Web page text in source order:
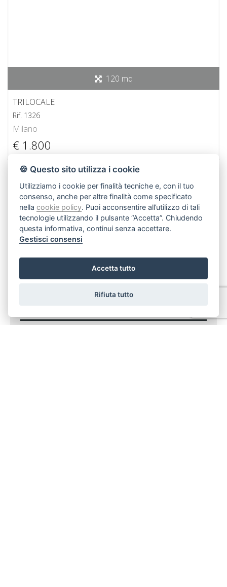
120 mq
TRILOCALE
Rif. 1326
Milano
€ 1.800
Aggiungi ai preferiti
Invia ad un amico
🍪 Questo sito utilizza i cookie
Utilizziamo i cookie per finalità tecniche e, con il tuo
consenso, anche per altre finalità come specificato
nellacookie policy. Puoi acconsentire all’utilizzo di tali
tecnologie utilizzando il pulsante “Accetta”. Chiudendo
questa informativa, continui senza accettare.
Gestisci consensi
Accetta tutto
Rifiuta tutto